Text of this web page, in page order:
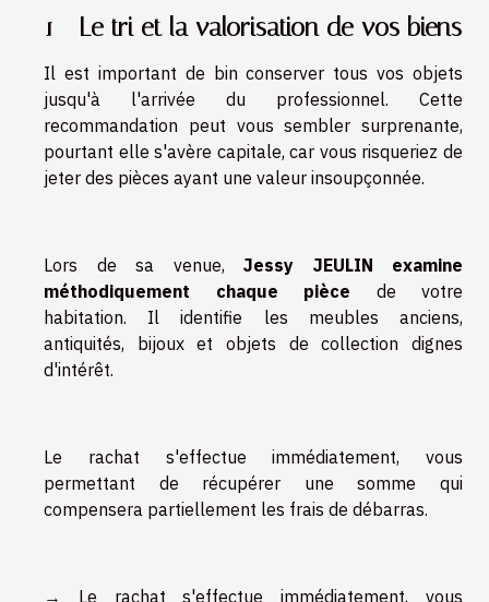
1 - Le tri et la valorisation de vos biens
Il est important de bin conserver tous vos objets
jusqu'à l'arrivée du professionnel. Cette
recommandation peut vous sembler surprenante,
pourtant elle s'avère capitale, car vous risqueriez de
jeter des pièces ayant une valeur insoupçonnée.
Lors de sa venue, Jessy JEULIN examine
méthodiquement chaque pièce de votre
habitation. Il identifie les meubles anciens,
antiquités, bijoux et objets de collection dignes
d'intérêt.
Le rachat s'effectue immédiatement, vous
permettant de récupérer une somme qui
compensera partiellement les frais de débarras.
→ Le rachat s'effectue immédiatement, vous